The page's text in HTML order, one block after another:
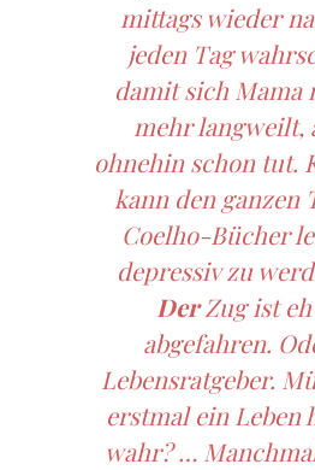
mittags wieder
jeden Tag
damit sich Mama
mehr langweilt,
ohnehin schon tut.
kann den ganzen
Coelho-Bücher
depressiv zu
DerZug ist
abgefahren.
Lebensratgeber.
erstmal ein Leben
wahr? …